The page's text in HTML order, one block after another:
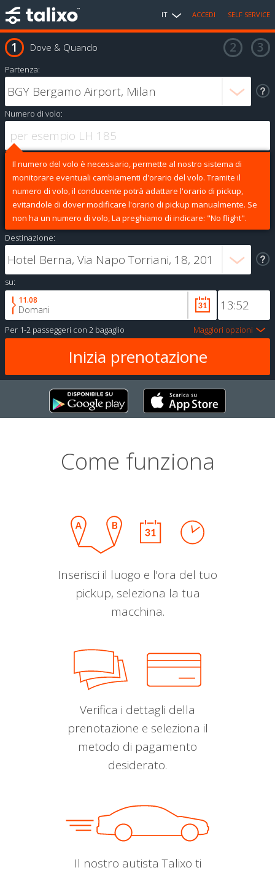
IT ACCEDI SELF SERVICE
Dove & Quando
Partenza:
Numero di volo:
Il numero del volo è necessario, permette al nostro sistema di
monitorare eventuali cambiamenti d'orario del volo. Tramite il
numero di volo, il conducente potrà adattare l'orario di pickup,
evitandole di dover modificare l'orario di pickup manualmente. Se
non ha un numero di volo, La preghiamo di indicare: "No flight".
Destinazione:
su:
11.08
Domani
Per 1-2 passeggeri con 2 bagaglio Maggiori opzioni
Come funziona
Inserisci il luogo e l'ora del tuo
pickup, seleziona la tua
macchina.
Verifica i dettagli della
prenotazione e seleziona il
metodo di pagamento
desiderato.
Il nostro autista Talixo ti